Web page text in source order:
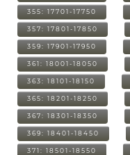
355: 17701-17750
357: 17801-17850
359: 17901-17950
361: 18001-18050
363: 18101-18150
365: 18201-18250
367: 18301-18350
369: 18401-18450
371: 18501-18550